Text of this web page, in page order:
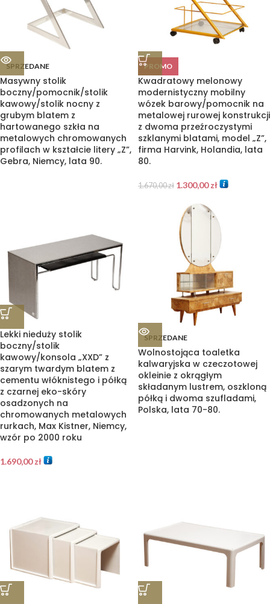
SPRZEDANE
Masywny stolik
boczny/pomocnik/stolik
kawowy/stolik nocny z
grubym blatem z
hartowanego szkła na
metalowych chromowanych
profilach w kształcie litery „Z”,
Gebra, Niemcy, lata 90.
PROMO
Kwadratowy melonowy
modernistyczny mobilny
wózek barowy/pomocnik na
metalowej rurowej konstrukcji
z dwoma przeźroczystymi
szklanymi blatami, model „Z”,
firma Harvink, Holandia, lata
80.
1.670,00zł 1.300,00zł
Lekki nieduży stolik
boczny/stolik
kawowy/konsola „XXD” z
szarym twardym blatem z
cementu włóknistego i półką
z czarnej eko-skóry
osadzonych na
chromowanych metalowych
rurkach, Max Kistner, Niemcy,
wzór po 2000 roku
1.690,00zł
SPRZEDANE
Wolnostojąca toaletka
kalwaryjska w czeczotowej
okleinie z okrągłym
składanym lustrem, oszkloną
półką i dwoma szufladami,
Polska, lata 70-80.